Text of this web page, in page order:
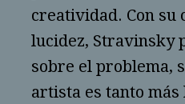
creatividad. Con su
lucidez, Stravinsky
sobre el problema,
artista es tanto